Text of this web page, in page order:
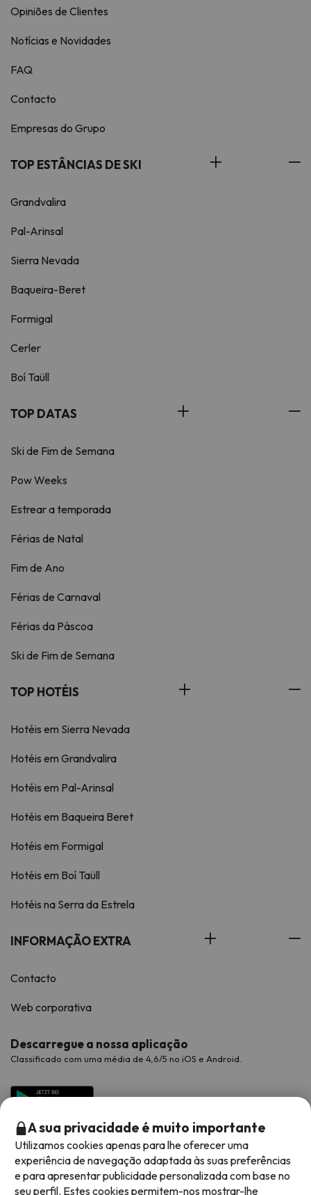
Opiniões de Clientes
Notícias e Novidades
FAQ
Contacto
Empresas do Grupo
TOP ESTÂNCIAS DE SKI
Grandvalira
Pal-Arinsal
Sierra Nevada
Baqueira-Beret
Formigal
Cerler
Boí Taüll
TOP DATAS
Ski de Fim de Semana
Pow Weeks
Estrear a temporada
Férias de Natal
Fim de Ano
Férias de Carnaval
Férias da Páscoa
Ski de Fim de Semana
TOP HOTÉIS
Hotéis em Sierra Nevada
Hotéis em Grandvalira
Hotéis em Pal-Arinsal
Hotéis em Baqueira Beret
Hotéis em Formigal
Hotéis em Boí Taüll
Hotéis na Serra da Estrela
INFORMAÇÃO EXTRA
Contacto
Web corporativa
Descarregue a nossa aplicação
Classificado com uma média de 4,6/5 no iOS e Android.
A sua privacidade é muito importante
Utilizamos cookies apenas para lhe oferecer uma
experiência de navegação adaptada às suas preferências
e para apresentar publicidade personalizada com base no
seu perfil. Estes cookies permitem-nos mostrar-lhe